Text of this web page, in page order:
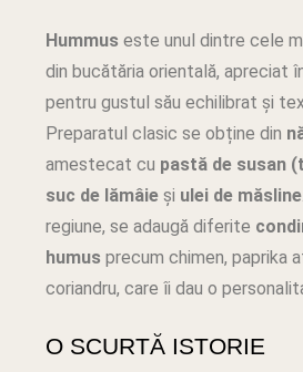
Hummus este unul dintre cele
din bucătăria orientală, apreciat
pentru gustul său echilibrat și
Preparatul clasic se obține din
amestecat cu pastă de susan
suc de lămâie și ulei de măsline
regiune, se adaugă diferite
humus precum chimen, paprika
coriandru, care îi dau o
O SCURTĂ ISTORIE